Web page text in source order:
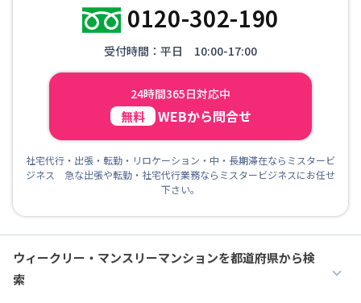
0120-302-190
受付時間：平日 10:00-17:00
24時間365日対応中
無料 WEBから問合せ
社宅代行・出張・転勤・リロケーション・中・長期滞在ならミスタービ
ジネス 急な出張や転勤・社宅代行業務ならミスタービジネスにお任せ
下さい。
ウィークリー・マンスリーマンションを都道府県から検
索